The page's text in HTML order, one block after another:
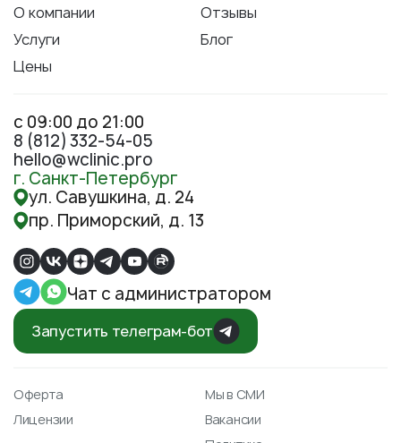
О компании
Отзывы
Услуги
Блог
Цены
с 09:00 до 21:00
8 (812) 332-54-05
hello@wclinic.pro
г. Санкт-Петербург
ул. Савушкина, д. 24
пр. Приморский, д. 13
Чат с администратором
Запустить телеграм-бот
Оферта
Мы в СМИ
Лицензии
Вакансии